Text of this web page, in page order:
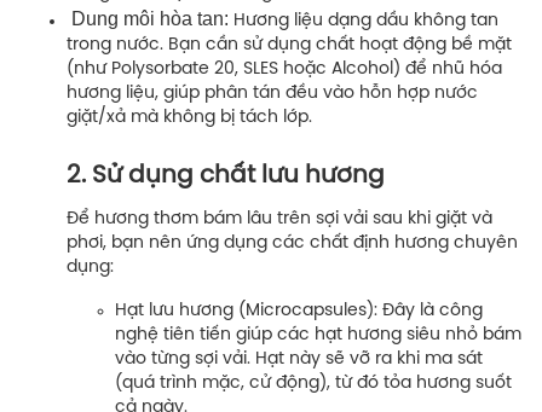
Dung môi hòa tan: Hương liệu dạng dầu không tan
trong nước. Bạn cần sử dụng chất hoạt động bề mặt
(như Polysorbate 20, SLES hoặc Alcohol) để nhũ hóa
hương liệu, giúp phân tán đều vào hỗn hợp nước
giặt/xả mà không bị tách lớp.
2. Sử dụng chất lưu hương
Để hương thơm bám lâu trên sợi vải sau khi giặt và
phơi, bạn nên ứng dụng các chất định hương chuyên
dụng:
Hạt lưu hương (Microcapsules): Đây là công
nghệ tiên tiến giúp các hạt hương siêu nhỏ bám
vào từng sợi vải. Hạt này sẽ vỡ ra khi ma sát
(quá trình mặc, cử động), từ đó tỏa hương suốt
cả ngày.